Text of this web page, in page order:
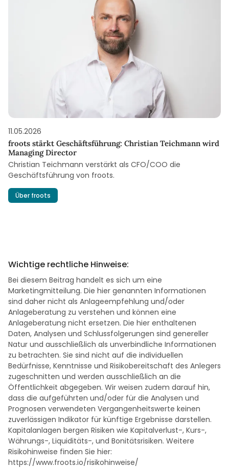
11.05.2026
froots stärkt Geschäftsführung: Christian Teichmann wird
Managing Director
Christian Teichmann verstärkt als CFO/COO die
Geschäftsführung von froots.
Über froots
Wichtige rechtliche Hinweise:
Bei diesem Beitrag handelt es sich um eine
Marketingmitteilung. Die hier genannten Informationen
sind daher nicht als Anlageempfehlung und/oder
Anlageberatung zu verstehen und können eine
Anlageberatung nicht ersetzen. Die hier enthaltenen
Daten, Analysen und Schlussfolgerungen sind genereller
Natur und ausschließlich als unverbindliche Informationen
zu betrachten. Sie sind nicht auf die individuellen
Bedürfnisse, Kenntnisse und Risikobereitschaft des Anlegers
zugeschnitten und werden ausschließlich an die
Öffentlichkeit abgegeben. Wir weisen zudem darauf hin,
dass die aufgeführten und/oder für die Analysen und
Prognosen verwendeten Vergangenheitswerte keinen
zuverlässigen Indikator für künftige Ergebnisse darstellen.
Kapitalanlagen bergen Risiken wie Kapitalverlust-, Kurs-,
Währungs-, Liquiditäts-, und Bonitätsrisiken. Weitere
Risikohinweise finden Sie hier:
https://www.froots.io/risikohinweise/